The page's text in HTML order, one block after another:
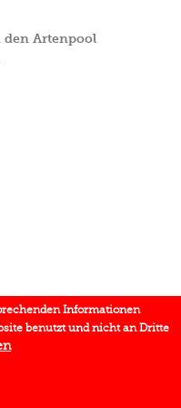
den Artenpool
Informationen
benutzt und nicht an Dritte